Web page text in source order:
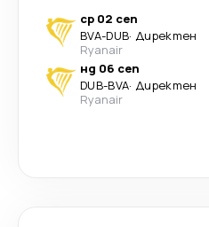
ср 02 сеп
BVA-DUB· Директен
Ryanair
нд 06 сеп
DUB-BVA· Директен
Ryanair